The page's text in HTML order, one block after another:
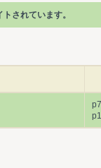
されています。